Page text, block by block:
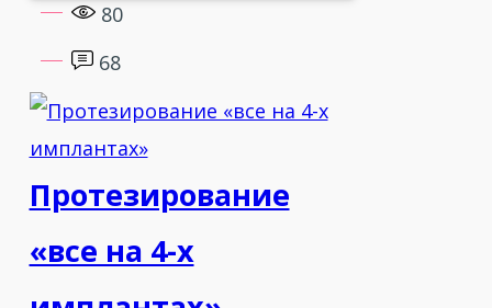
зубного ряда (Zimmer Biomet,
Стамбул).
2016 – Протезирование
металлокерамикой и цирконием.
2017 – Эстетика в имплантологии:
80
68
Протезирование
«все на 4-х